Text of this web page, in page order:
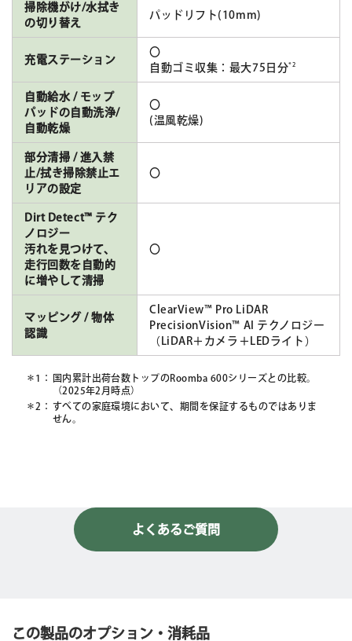
掃除機がけ/水拭き
の切り替え
パッドリフト(10mm)
充電ステーション
〇
自動ゴミ収集：最大75日分*2
自動給水 / モップ
パッドの自動洗浄/
自動乾燥
〇
(温風乾燥)
部分清掃 / 進入禁
止/拭き掃除禁止エ
リアの設定
〇
Dirt Detect™ テク
ノロジー
汚れを見つけて、
走行回数を自動的
に増やして清掃
〇
マッピング / 物体
認識
ClearView™ Pro LiDAR
PrecisionVision™ AI テクノロジー
（LiDAR＋カメラ＋LEDライト）
国内累計出荷台数トップのRoomba 600シリーズとの比較。
（2025年2月時点）
すべての家庭環境において、期間を保証するものではありま
せん。
よくあるご質問
この製品のオプション・消耗品